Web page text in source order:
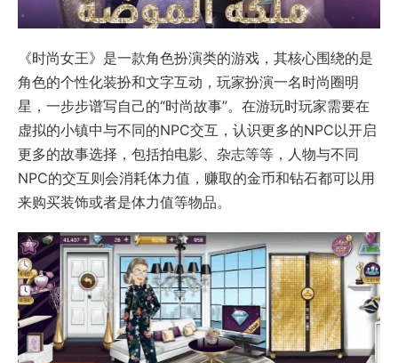
《时尚女王》是一款角色扮演类的游戏，其核心围绕的是
角色的个性化装扮和文字互动，玩家扮演一名时尚圈明
星，一步步谱写自己的“时尚故事”。在游玩时玩家需要在
虚拟的小镇中与不同的NPC交互，认识更多的NPC以开启
更多的故事选择，包括拍电影、杂志等等，人物与不同
NPC的交互则会消耗体力值，赚取的金币和钻石都可以用
来购买装饰或者是体力值等物品。